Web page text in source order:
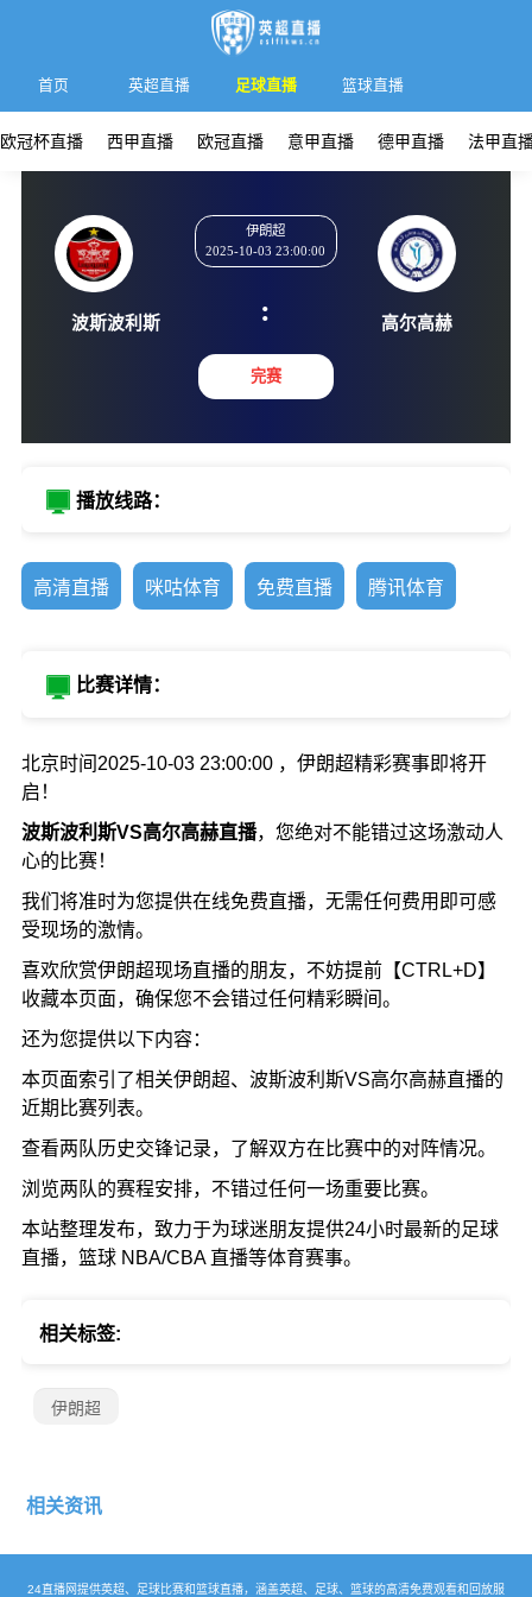
首页 英超直播 足球直播 篮球直播
欧冠杯直播 西甲直播 欧冠直播 意甲直播 德甲直播 法甲直
2025-10-03 23:00:00
播放线路：
高清直播 咪咕体育 免费直播 腾讯体育
比赛详情：
北京时间2025-10-03 23:00:00 ，伊朗超精彩赛事即将开
启！
波斯波利斯VS高尔高赫直播，您绝对不能错过这场激动人
心的比赛！
我们将准时为您提供在线免费直播，无需任何费用即可感
受现场的激情。
喜欢欣赏伊朗超现场直播的朋友，不妨提前【CTRL+D】
收藏本页面，确保您不会错过任何精彩瞬间。
还为您提供以下内容：
本页面索引了相关伊朗超、波斯波利斯VS高尔高赫直播的
近期比赛列表。
查看两队历史交锋记录，了解双方在比赛中的对阵情况。
浏览两队的赛程安排，不错过任何一场重要比赛。
本站整理发布，致力于为球迷朋友提供24小时最新的足球
直播，篮球 NBA/CBA 直播等体育赛事。
相关标签:
伊朗超
相关资讯
24直播网提供英超、足球比赛和篮球直播，涵盖英超、足球、篮球的高清免费观看和回放服